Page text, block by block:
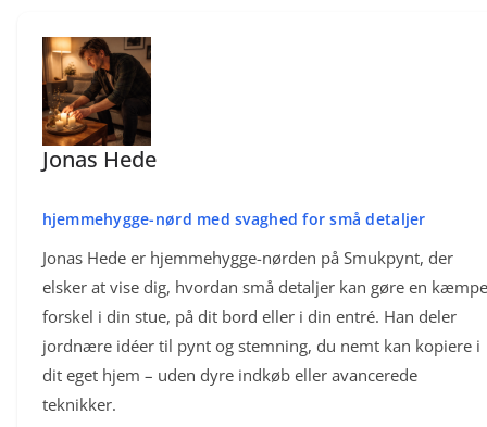
Jonas Hede
hjemmehygge-nørd med svaghed for små detaljer
Jonas Hede er hjemmehygge-nørden på Smukpynt, der
elsker at vise dig, hvordan små detaljer kan gøre en kæmpe
forskel i din stue, på dit bord eller i din entré. Han deler
jordnære idéer til pynt og stemning, du nemt kan kopiere i
dit eget hjem – uden dyre indkøb eller avancerede
teknikker.